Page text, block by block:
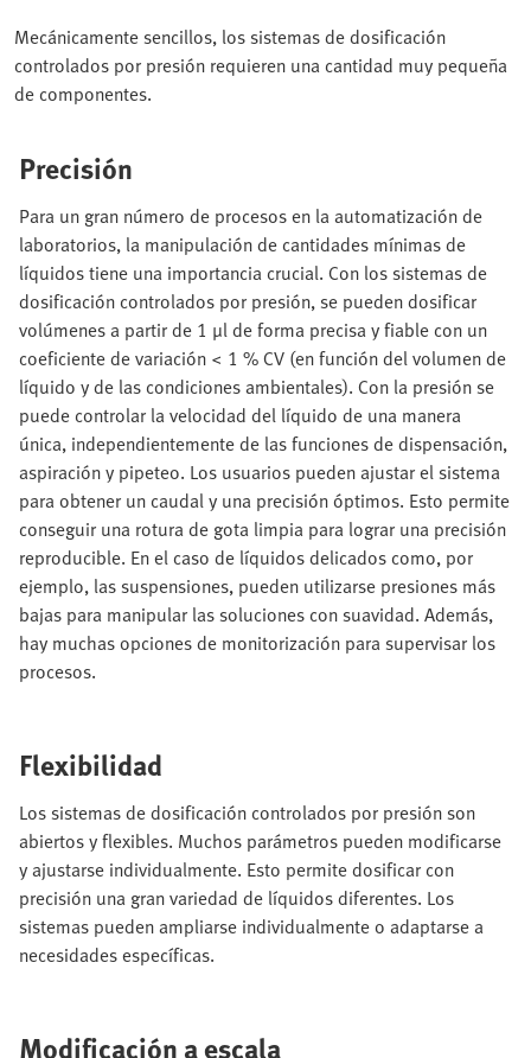
Mecánicamente sencillos, los sistemas de dosificación
controlados por presión requieren una cantidad muy pequeña
de componentes.
Precisión
Para un gran número de procesos en la automatización de
laboratorios, la manipulación de cantidades mínimas de
líquidos tiene una importancia crucial. Con los sistemas de
dosificación controlados por presión, se pueden dosificar
volúmenes a partir de 1 μl de forma precisa y fiable con un
coeficiente de variación < 1 % CV (en función del volumen de
líquido y de las condiciones ambientales). Con la presión se
puede controlar la velocidad del líquido de una manera
única, independientemente de las funciones de dispensación,
aspiración y pipeteo. Los usuarios pueden ajustar el sistema
para obtener un caudal y una precisión óptimos. Esto permite
conseguir una rotura de gota limpia para lograr una precisión
reproducible. En el caso de líquidos delicados como, por
ejemplo, las suspensiones, pueden utilizarse presiones más
bajas para manipular las soluciones con suavidad. Además,
hay muchas opciones de monitorización para supervisar los
procesos.
Flexibilidad
Los sistemas de dosificación controlados por presión son
abiertos y flexibles. Muchos parámetros pueden modificarse
y ajustarse individualmente. Esto permite dosificar con
precisión una gran variedad de líquidos diferentes. Los
sistemas pueden ampliarse individualmente o adaptarse a
necesidades específicas.
Modificación a escala